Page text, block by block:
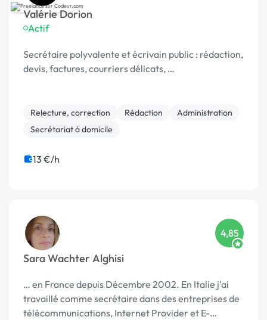
Valérie Dorion
Actif
Secrétaire polyvalente et écrivain public : rédaction,
devis, factures, courriers délicats, …
Relecture, correction Rédaction
Administration
Secrétariat à domicile
13 €/h
Sara Wachter Alghisi
4,85
… en France depuis Décembre 2002. En Italie j'ai
travaillé comme secrétaire dans des entreprises de
télécommunications, Internet Provider et E-